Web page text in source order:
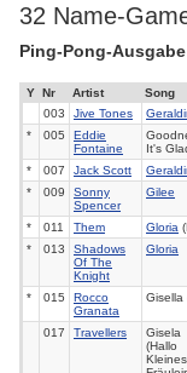
32 Name-
Ping-Pong-
Y Nr Artist Song
003
Jive Tones
*
005
Eddie
Fontaine
It's
* 007 Jack Scott
*
009
Sonny
Spencer
Gilee
* 011 Them Gloria
*
013
Shadows
Of The
Knight
Gloria
* 015
Rocco
Granata
Gisella
017 Travellers
Gisela
(Hallo
Kleines